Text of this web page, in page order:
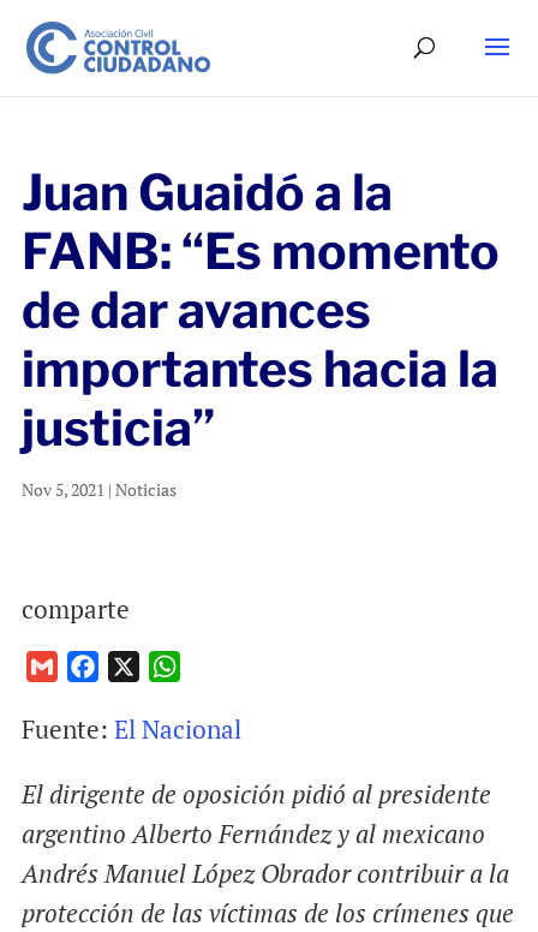
Juan Guaidó a la
FANB: “Es momento
de dar avances
importantes hacia la
justicia”
Nov 5, 2021 | Noticias
comparte
a
l
c
b
o
k
a
s
p
Fuente: El Nacional
El dirigente de oposición pidió al presidente
argentino Alberto Fernández y al mexicano
Andrés Manuel López Obrador contribuir a la
protección de las víctimas de los crímenes que